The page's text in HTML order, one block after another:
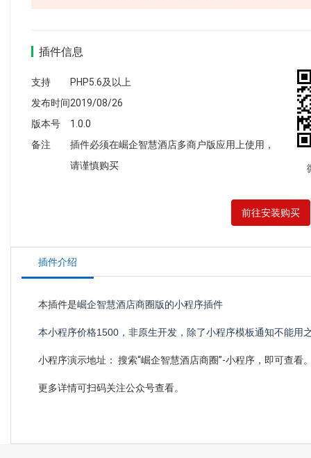
插件信息
支持
发布时间
版本号
备注
PHP5.6及以上
2019/08/26
1.0.0
插件必须在崛企智慧酒店多商户版应用上使用，
请谨慎购买
前往安装购买
插件介绍
本插件是崛企智慧酒店商圈版的小程序插件
本小程序价格1500，非原生开发，除了小程序模板通知不能用
小程序演示地址： 搜索“崛企智慧酒店商圈”-小程序，即可查看
更多详情可扫码关注公众号查看。